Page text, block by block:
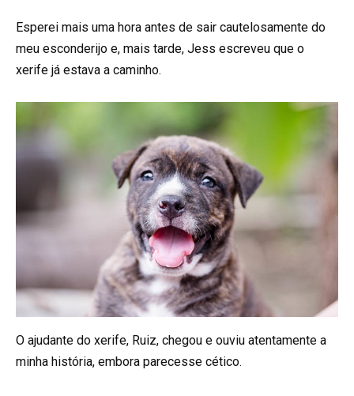
Esperei mais uma hora antes de sair cautelosamente do
meu esconderijo e, mais tarde, Jess escreveu que o
xerife já estava a caminho.
O ajudante do xerife, Ruiz, chegou e ouviu atentamente a
minha história, embora parecesse cético.